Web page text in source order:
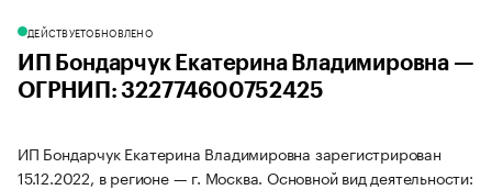
ДЕЙСТВУЕТОБНОВЛЕНО
ИП Бондарчук Екатерина Владимировна —
ОГРНИП: 322774600752425
ИП Бондарчук Екатерина Владимировна зарегистрирован
15.12.2022, в регионе — г. Москва. Основной вид деятельности: